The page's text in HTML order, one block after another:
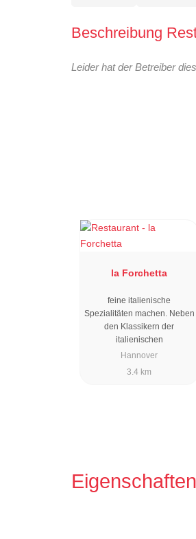
Beschreibung
Leider hat der Betreiber
la Forchetta
feine italienische
Spezialitäten machen. Neben
den Klassikern der
italienischen
Hannover
3.4 km